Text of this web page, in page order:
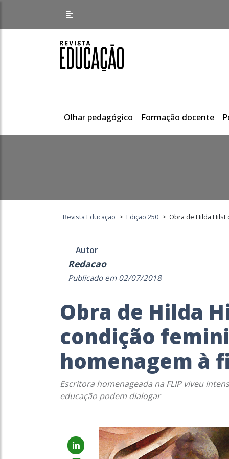
Olhar pedagógico Formação docente
Revista Educação > Edição 250 > Obra de Hilda
Autor
Redacao
Publicado em 02/07/2018
Obra de Hilda
condição
homenagem à
Escritora homenageada na FLIP viveu
educação podem dialogar